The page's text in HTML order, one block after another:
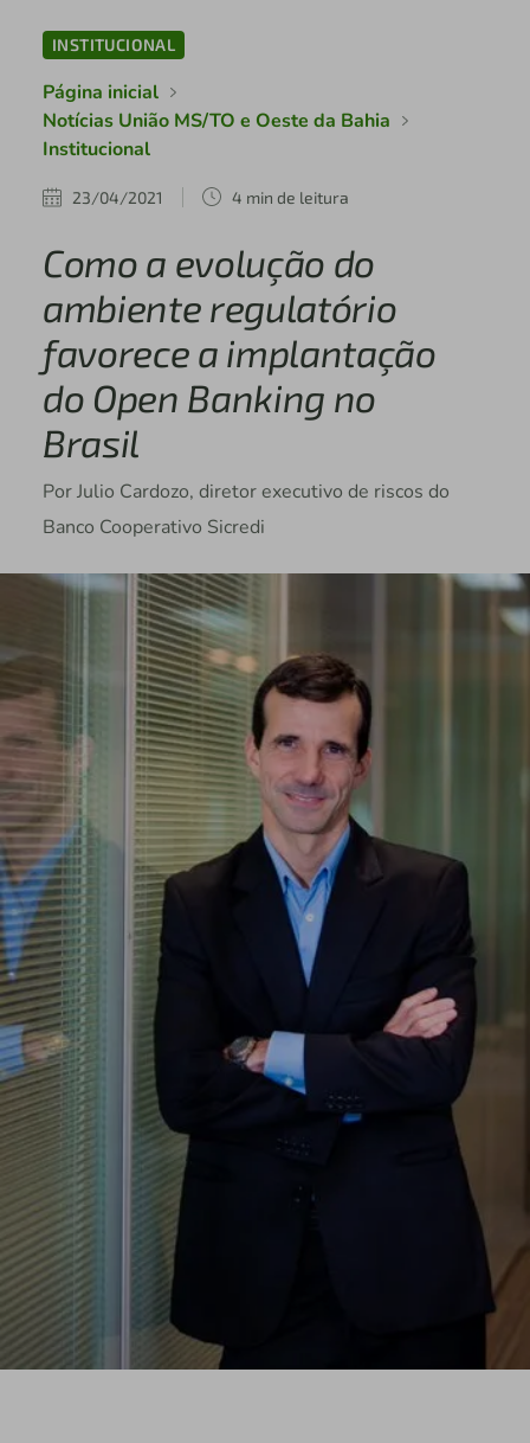
INSTITUCIONAL
Página inicial
Notícias União MS/TO e Oeste da Bahia
Institucional
23/04/2021 4 min de leitura
Como a evolução do
ambiente regulatório
favorece a implantação
do Open Banking no
Brasil
Por Julio Cardozo, diretor executivo de riscos do
Banco Cooperativo Sicredi